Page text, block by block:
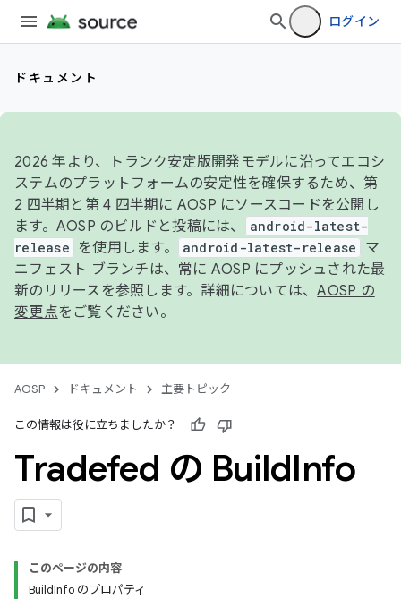
ログイン
ドキュメント
2026 年より、トランク安定版開発モデルに沿ってエコシ
ステムのプラットフォームの安定性を確保するため、第
2 四半期と第 4 四半期に AOSP にソースコードを公開し
ます。AOSP のビルドと投稿には、
android-latest-
release
を使用します。 android-latest-release
マ
ニフェスト ブランチは、常に AOSP にプッシュされた最
新のリリースを参照します。詳細については、AOSP の
変更点をご覧ください。
AOSP ドキュメント 主要トピック
この情報は役に立ちましたか？
Tradefed の BuildInfo
このページの内容
BuildInfo のプロパティ